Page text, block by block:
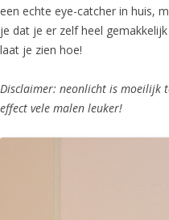
een echte eye-catcher in huis,
je dat je er zelf heel
laat je zien hoe!
Disclaimer: neonlicht is moeilijk
effect vele malen leuker!